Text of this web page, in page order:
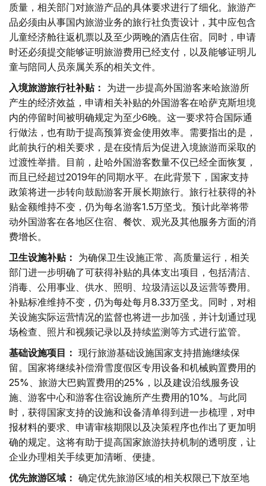
质量，相关部门对旅游产品的具体要求进行了细化。旅游产
品必须由从事国内旅游业务的旅行社负责设计，其中应包含
儿童经济舱往返机票以及至少两晚的酒店住宿。同时，申请
时还必须提交能够证明旅游费用已经支付，以及能够证明儿
童与陪同人员亲属关系的相关文件。
入境旅游旅行社补贴： 为进一步提高外国游客来哈旅游所
产生的经济效益，申请相关补贴的外国游客在哈萨克斯坦境
内的停留时间被明确规定为至少6晚。这一要求符合国际通
行做法，也有助于提高预算资金使用效率。需要指出的是，
此前执行的相关要求，是在疫情后为促进入境旅游而采取的
过渡性举措。目前，赴哈外国游客数量不仅已经全面恢复，
而且已经超过2019年的同期水平。在此背景下，国家支持
政策将进一步转向鼓励游客开展长期旅行。旅行社获得的补
贴金额维持不变，仍为每名游客1.5万坚戈。预计此举将带
动外国游客在各地区住宿、餐饮、观光及其他服务方面的消
费增长。
卫生设施补贴： 为确保卫生设施正常、高质量运行，相关
部门进一步明确了可获得补贴的具体支出项目，包括清洁、
消毒、公用事业、供水、照明、垃圾清运以及运营等费用。
补贴标准维持不变，仍为每处每月8.33万坚戈。同时，对相
关设施实际运营情况的监督也将进一步加强，并计划通过现
场检查、照片和视频记录以及持续监测等方式进行监管。
基础设施项目： 现行旅游基础设施国家支持措施继续保
留。国家将继续补偿滑雪度假区专用设备和机械购置费用的
25%、旅游大巴购置费用的25%，以及建设沿线服务设
施、游客中心和游客住宿设施所产生费用的10%。与此同
时，获得国家支持的设施和设备清单得到进一步梳理，对申
报材料的要求、申请审核期限以及决策程序也作出了更加明
确的规定。这将有助于提高国家旅游扶持机制的透明度，让
企业办理相关手续更加清晰、便捷。
优先旅游区域： 确定优先旅游区域的相关权限已下放至地